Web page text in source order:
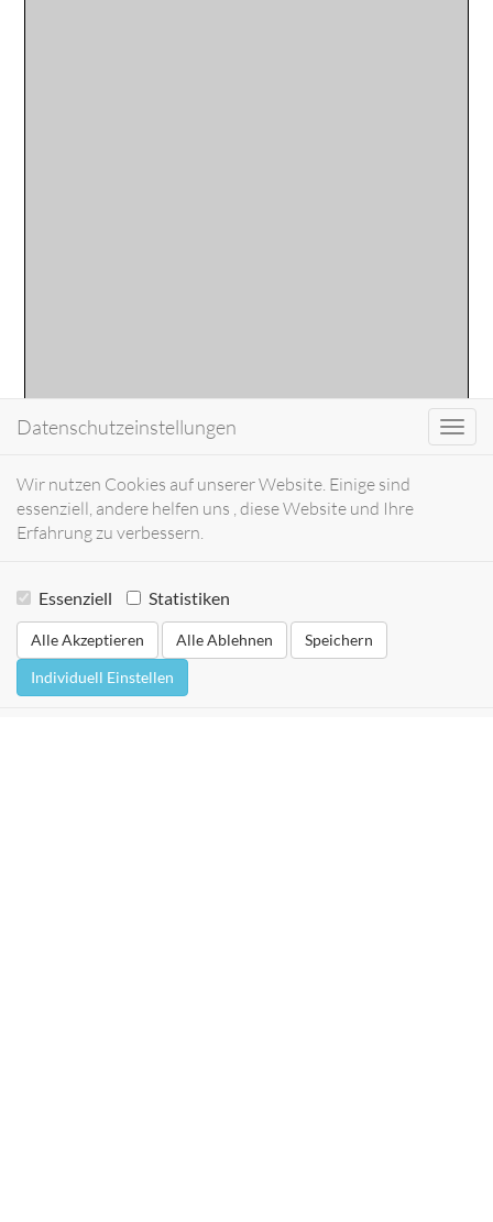
Datenschutzeinstellungen
Wir nutzen Cookies auf unserer Website. Einige sind
essenziell, andere helfen uns , diese Website und Ihre
Erfahrung zu verbessern.
Essenziell Statistiken
Alle Akzeptieren Alle Ablehnen
Speichern
Individuell Einstellen